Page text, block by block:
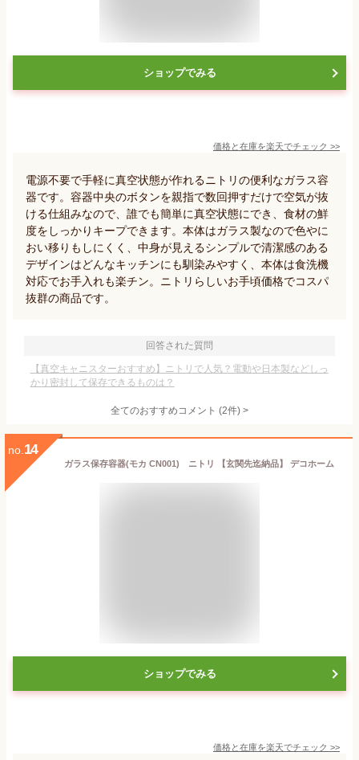
ショップでみる
価格と在庫を楽天でチェック >>
電源不要で手軽に真空状態が作れるニトリの便利なガラス容
器です。容器中央のボタンを親指で数回押すだけで空気が抜
ける仕組みなので、誰でも簡単に真空状態にでき、食材の鮮
度をしっかりキープできます。本体はガラス製なので色やに
おい移りもしにくく、中身が見えるシンプルで清潔感のある
デザインはどんなキッチンにも馴染みやすく、本体は食洗機
対応でお手入れも楽チン。ニトリらしいお手頃価格でコスパ
抜群の商品です。
回答された質問
【真空キャニスターおすすめ】ニトリで人気？電動や日本製などしっ
かり密封して保存できるものは？
全てのおすすめコメント (2件) >
no. 14
ガラス保存容器(モカ CN001) ニトリ 【玄関先迄納品】 デコホーム
ショップでみる
価格と在庫を楽天でチェック >>